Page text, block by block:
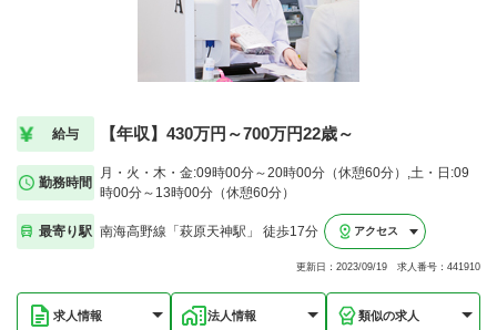
給与 【年収】430万円～700万円22歳～
勤務時間
月・火・木・金:09時00分～20時00分（休憩60分）,土・日:09
時00分～13時00分（休憩60分）
最寄り駅 南海高野線「萩原天神駅」 徒歩17分 アクセス
更新日：2023/09/19 求人番号：441910
求人情報 法人情報 類似の求人